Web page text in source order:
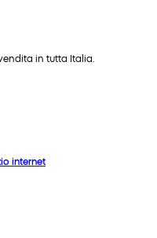
in tutta Italia.
internet